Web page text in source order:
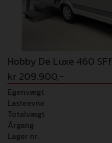
Hobby De Luxe 460 SFf
kr 209.900,-
Egenvægt
Lasteevne
Totalvægt
Årgang
Lager nr.